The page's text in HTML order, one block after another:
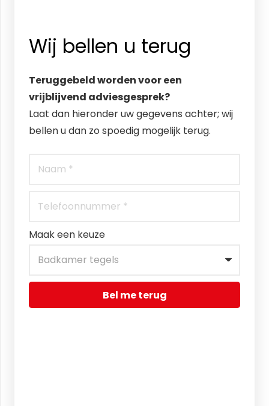
Wij bellen u terug
Teruggebeld worden voor een
vrijblijvend adviesgesprek?
Laat dan hieronder uw gegevens achter; wij
bellen u dan zo spoedig mogelijk terug.
Maak een keuze
Bel me terug